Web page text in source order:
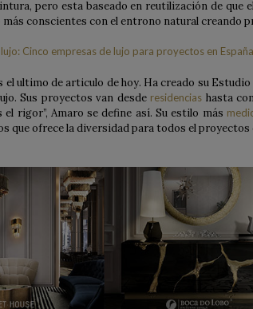
pero esta baseado en reutilización de que
más conscientes con el entrono natural creando
el ultimo de articulo de hoy. Ha creado su
Sus proyectos van desde residencias hasta
el rigor”, Amaro se define así. Su estilo más
que ofrece la diversidad para todos el proyectos